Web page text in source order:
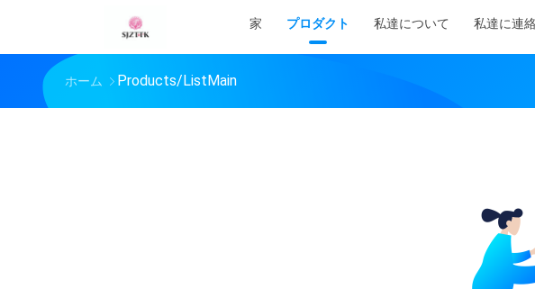
家 プロダクト 私達について 私達に連
ホーム Products/ListMain